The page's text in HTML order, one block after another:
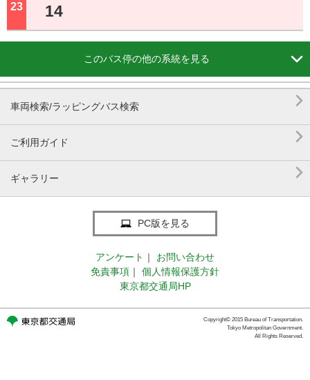
23 14
このバス停の他の系統を見る 
車両検索/ラッピングバス検索 
ご利用ガイド 
ギャラリー 
PC版を見る
アンケート ｜
お問い合わせ
免責事項 ｜
個人情報保護方針
東京都交通局HP
Copyright© 2015 Bureau of Transportation.
Tokyo Metropolitan Government.
All Rights Reserved.